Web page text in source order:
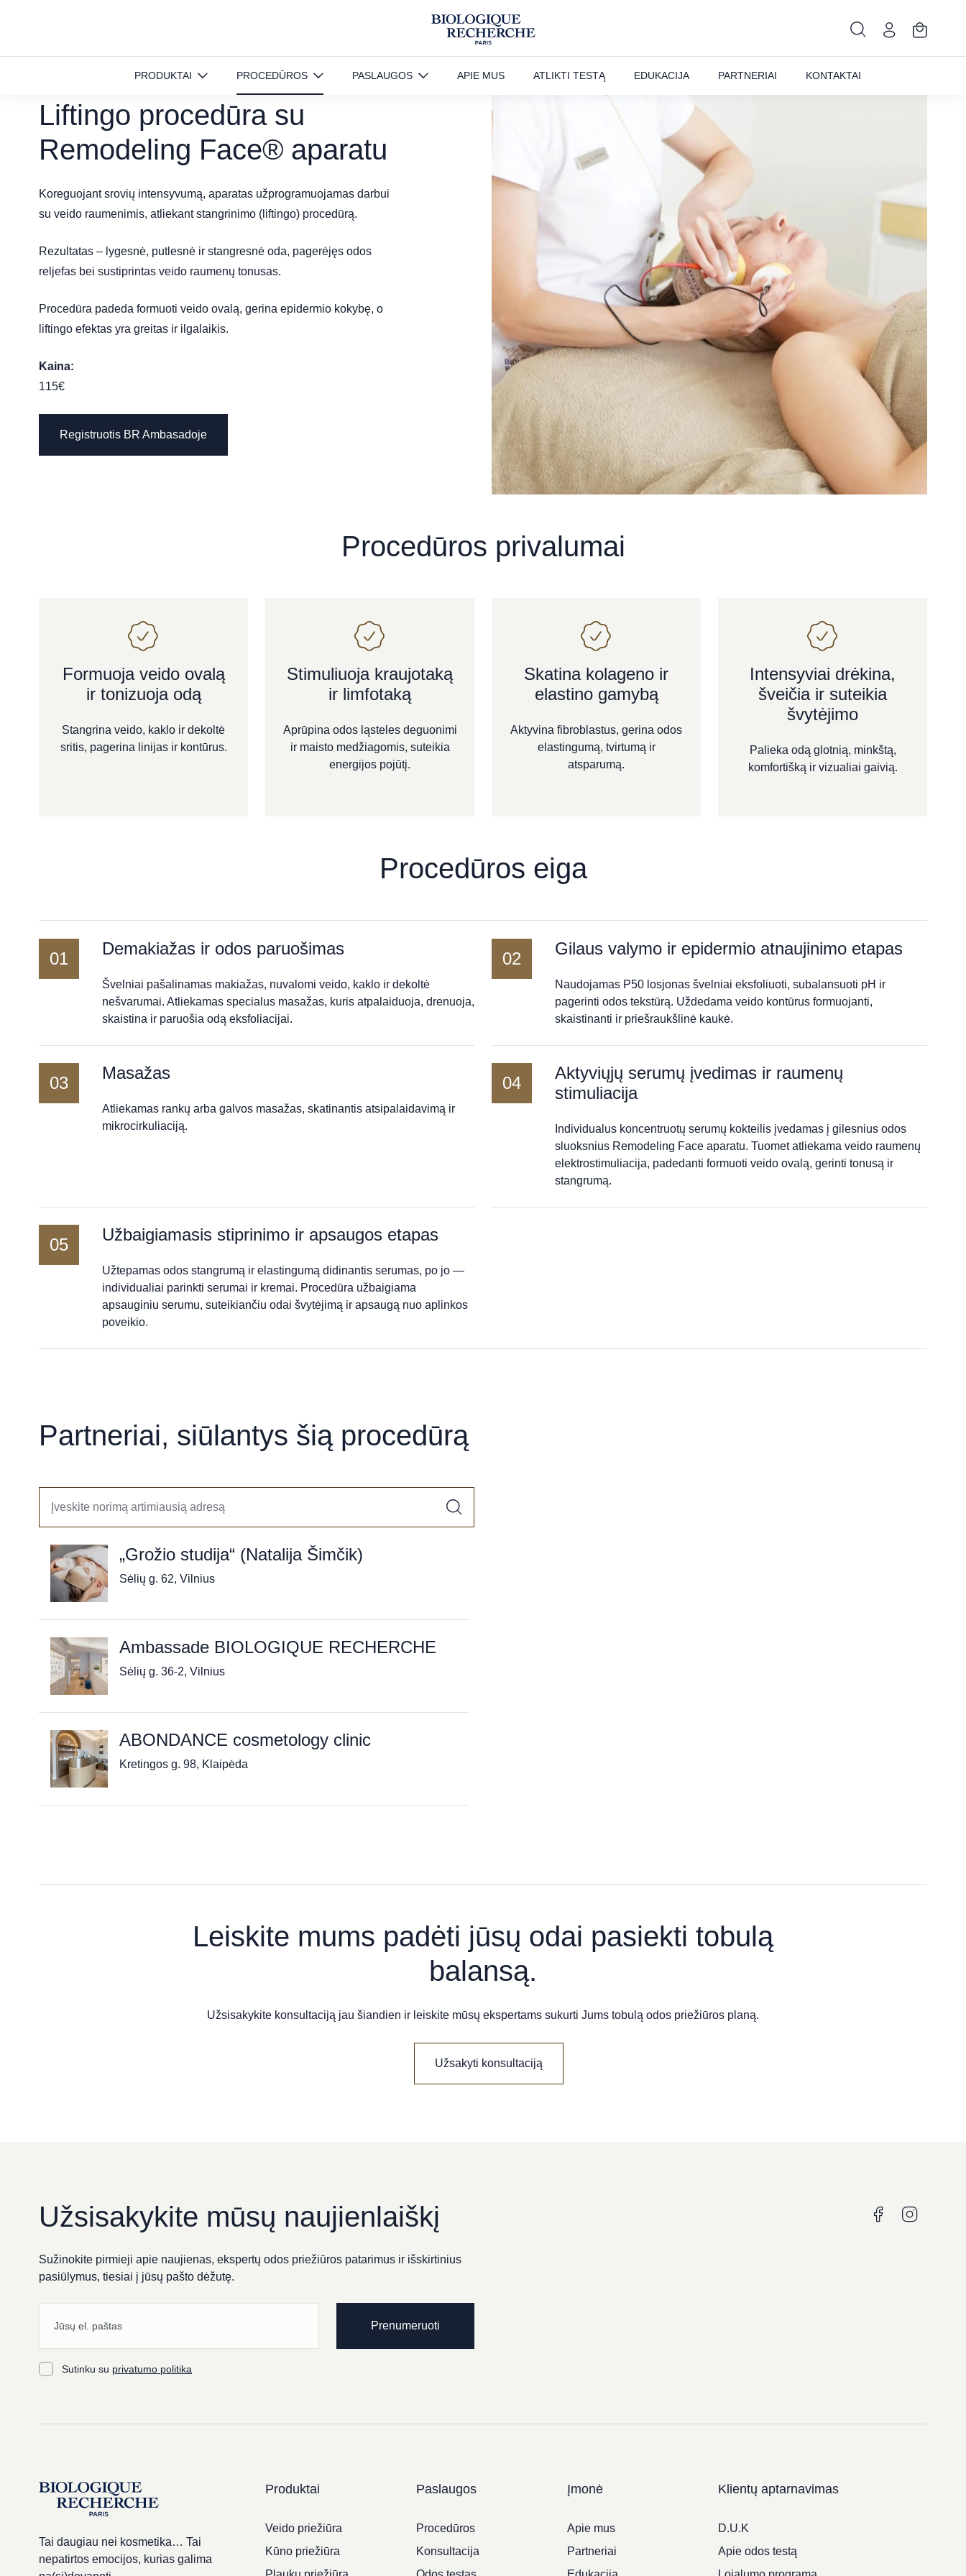
PRODUKTAI PROCEDŪROS PASLAUGOS APIE MUS ATLIKTI TESTĄ EDUKACIJA PARTNERIAI KONTAKTAI
Liftingo procedūra su
Remodeling Face® aparatu
Koreguojant srovių intensyvumą, aparatas užprogramuojamas darbui
su veido raumenimis, atliekant stangrinimo (liftingo) procedūrą.
Rezultatas – lygesnė, putlesnė ir stangresnė oda, pagerėjęs odos
reljefas bei sustiprintas veido raumenų tonusas.
Procedūra padeda formuoti veido ovalą, gerina epidermio kokybę, o
liftingo efektas yra greitas ir ilgalaikis.
Kaina:
115€
Registruotis BR Ambasadoje
Procedūros privalumai
Formuoja veido ovalą
ir tonizuoja odą
Stangrina veido, kaklo ir dekoltė
sritis, pagerina linijas ir kontūrus.
Stimuliuoja kraujotaką
ir limfotaką
Aprūpina odos ląsteles deguonimi
ir maisto medžiagomis, suteikia
energijos pojūtį.
Skatina kolageno ir
elastino gamybą
Aktyvina fibroblastus, gerina odos
elastingumą, tvirtumą ir
atsparumą.
Intensyviai drėkina,
šveičia ir suteikia
švytėjimo
Palieka odą glotnią, minkštą,
komfortišką ir vizualiai gaivią.
Procedūros eiga
01
Demakiažas ir odos paruošimas
Švelniai pašalinamas makiažas, nuvalomi veido, kaklo ir dekoltė
nešvarumai. Atliekamas specialus masažas, kuris atpalaiduoja, drenuoja,
skaistina ir paruošia odą eksfoliacijai.
02
Gilaus valymo ir epidermio atnaujinimo etapas
Naudojamas P50 losjonas švelniai eksfoliuoti, subalansuoti pH ir
pagerinti odos tekstūrą. Uždedama veido kontūrus formuojanti,
skaistinanti ir priešraukšlinė kaukė.
03
Masažas
Atliekamas rankų arba galvos masažas, skatinantis atsipalaidavimą ir
mikrocirkuliaciją.
04
Aktyviųjų serumų įvedimas ir raumenų
stimuliacija
Individualus koncentruotų serumų kokteilis įvedamas į gilesnius odos
sluoksnius Remodeling Face aparatu. Tuomet atliekama veido raumenų
elektrostimuliacija, padedanti formuoti veido ovalą, gerinti tonusą ir
stangrumą.
05
Užbaigiamasis stiprinimo ir apsaugos etapas
Užtepamas odos stangrumą ir elastingumą didinantis serumas, po jo —
individualiai parinkti serumai ir kremai. Procedūra užbaigiama
apsauginiu serumu, suteikiančiu odai švytėjimą ir apsaugą nuo aplinkos
poveikio.
Partneriai, siūlantys šią procedūrą
„Grožio studija“ (Natalija Šimčik)
Sėlių g. 62, Vilnius
Ambassade BIOLOGIQUE RECHERCHE
Sėlių g. 36-2, Vilnius
ABONDANCE cosmetology clinic
Kretingos g. 98, Klaipėda
Grožio namai „Neringa Maison de Beauté“
Kranto g. 25, PanevėžysLeiskite mums padėti jūsų odai pasiekti tobulą
balansą.
Užsisakykite konsultaciją jau šiandien ir leiskite mūsų ekspertams sukurti Jums tobulą odos priežiūros planą.
Užsakyti konsultaciją
Užsisakykite mūsų naujienlaiškį
Sužinokite pirmieji apie naujienas, ekspertų odos priežiūros patarimus ir išskirtinius
pasiūlymus, tiesiai į jūsų pašto dėžutę.
Prenumeruoti
Sutinku su privatumo politika
Tai daugiau nei kosmetika… Tai
nepatirtos emocijos, kurias galima
Produktai
Veido priežiūra
Kūno priežiūra
Paslaugos
Procedūros
Konsultacija
Įmonė
Apie mus
Partneriai
Klientų aptarnavimas
D.U.K
Apie odos testą